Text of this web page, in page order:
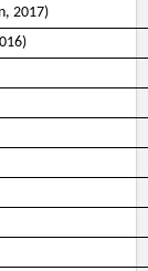
2017)